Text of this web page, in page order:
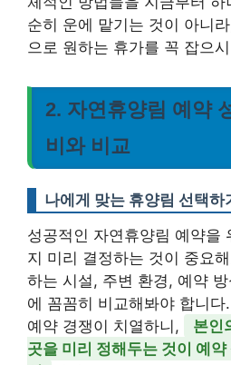
순히 운에 맡기는 것이 아니
으로 원하는 휴가를 꼭 잡으
2. 자연휴양림 예약
비와 비교
나에게 맞는 휴양림 선택하
성공적인 자연휴양림 예약을
지 미리 결정하는 것이 중요
하는 시설, 주변 환경, 예약
에 꼼꼼히 비교해봐야 합니
예약 경쟁이 치열하니,
본인
곳을 미리 정해두는 것이 예